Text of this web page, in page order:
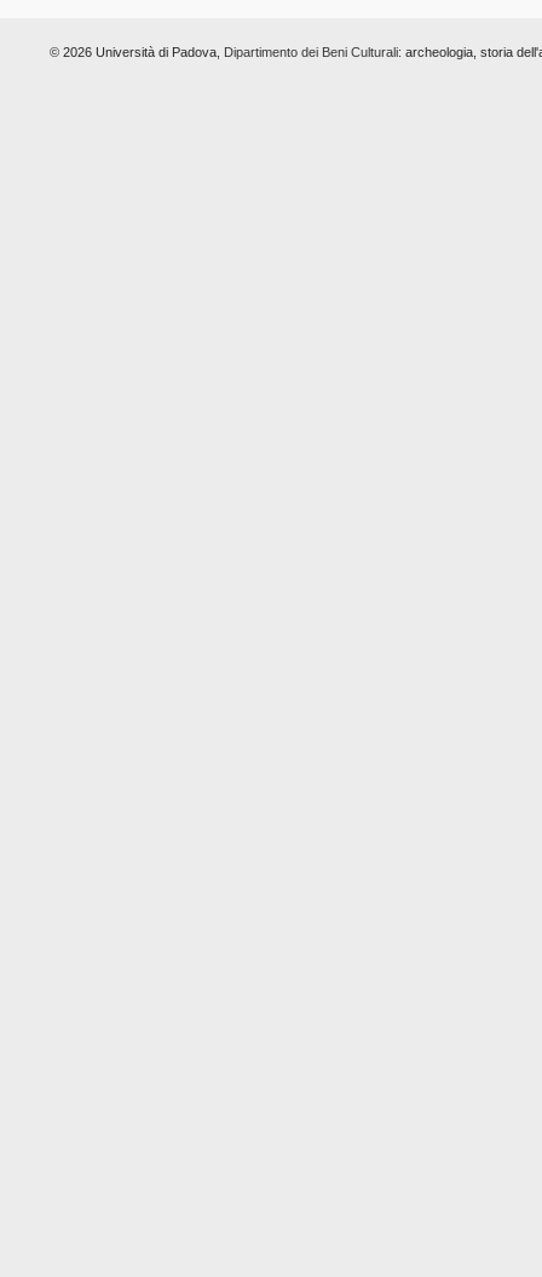
© 2026 Università di Padova, Dipartimento dei Beni Culturali: archeologia, storia